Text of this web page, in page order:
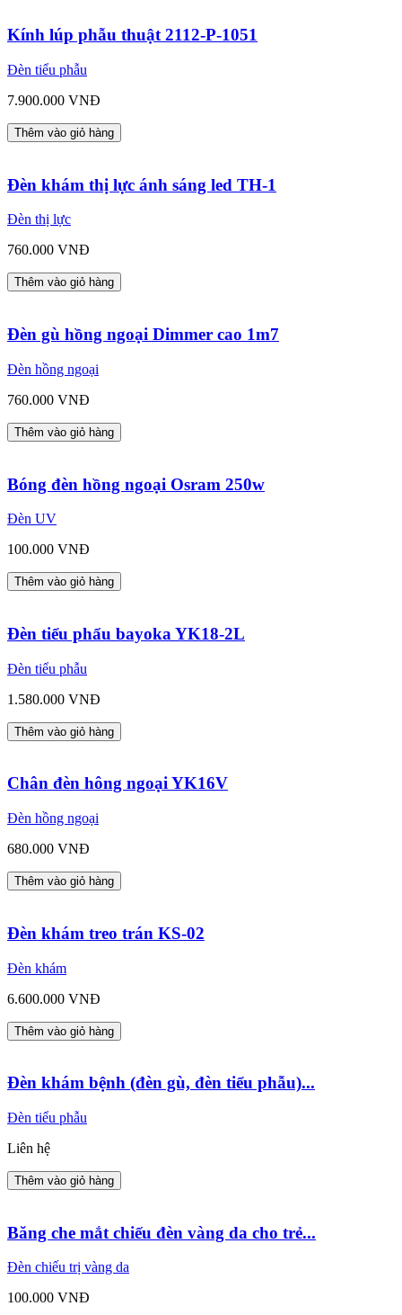
Kính lúp phẫu thuật 2112-P-1051
Đèn tiểu phẫu
7.900.000 VNĐ
Thêm vào giỏ hàng
Đèn khám thị lực ánh sáng led TH-1
Đèn thị lực
760.000 VNĐ
Thêm vào giỏ hàng
Đèn gù hồng ngoại Dimmer cao 1m7
Đèn hồng ngoại
760.000 VNĐ
Thêm vào giỏ hàng
Bóng đèn hồng ngoại Osram 250w
Đèn UV
100.000 VNĐ
Thêm vào giỏ hàng
Đèn tiểu phẩu bayoka YK18-2L
Đèn tiểu phẫu
1.580.000 VNĐ
Thêm vào giỏ hàng
Chân đèn hông ngoại YK16V
Đèn hồng ngoại
680.000 VNĐ
Thêm vào giỏ hàng
Đèn khám treo trán KS-02
Đèn khám
6.600.000 VNĐ
Thêm vào giỏ hàng
Đèn khám bệnh (đèn gù, đèn tiểu phẫu)...
Đèn tiểu phẫu
Liên hệ
Thêm vào giỏ hàng
Băng che mắt chiếu đèn vàng da cho trẻ...
Đèn chiếu trị vàng da
100.000 VNĐ